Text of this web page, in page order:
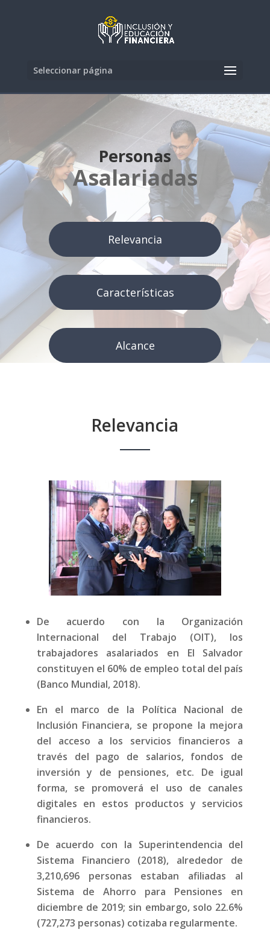
Seleccionar página
Personas
Asalariadas
Relevancia
Características
Alcance
Relevancia
De acuerdo con la Organización
Internacional del Trabajo (OIT), los
trabajadores asalariados en El Salvador
constituyen el 60% de empleo total del país
(Banco Mundial, 2018).
En el marco de la Política Nacional de
Inclusión Financiera, se propone la mejora
del acceso a los servicios financieros a
través del pago de salarios, fondos de
inversión y de pensiones, etc. De igual
forma, se promoverá el uso de canales
digitales en estos productos y servicios
financieros.
De acuerdo con la Superintendencia del
Sistema Financiero (2018), alrededor de
3,210,696 personas estaban afiliadas al
Sistema de Ahorro para Pensiones en
diciembre de 2019; sin embargo, solo 22.6%
(727,273 personas) cotizaba regularmente.